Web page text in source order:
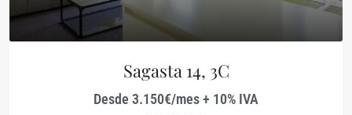
Sagasta 14, 3C
Desde 3.150€/mes + 10% IVA